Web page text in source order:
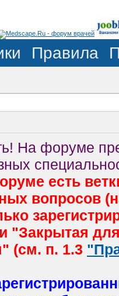
Правила
На форуме
есть
вопросов
"Закрытая
(см. п. 1.3